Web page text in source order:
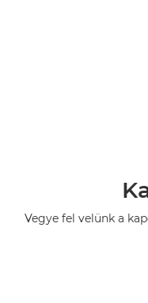
Vegye fel velünk a